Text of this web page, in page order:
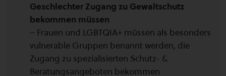
Geschlechter Zugang zu Gewaltschutz
bekommen müssen
– Frauen und LGBTQIA+ müssen als besonders
vulnerable Gruppen benannt werden, die
Zugang zu spezialisierten Schutz- &
Beratungsangeboten bekommen